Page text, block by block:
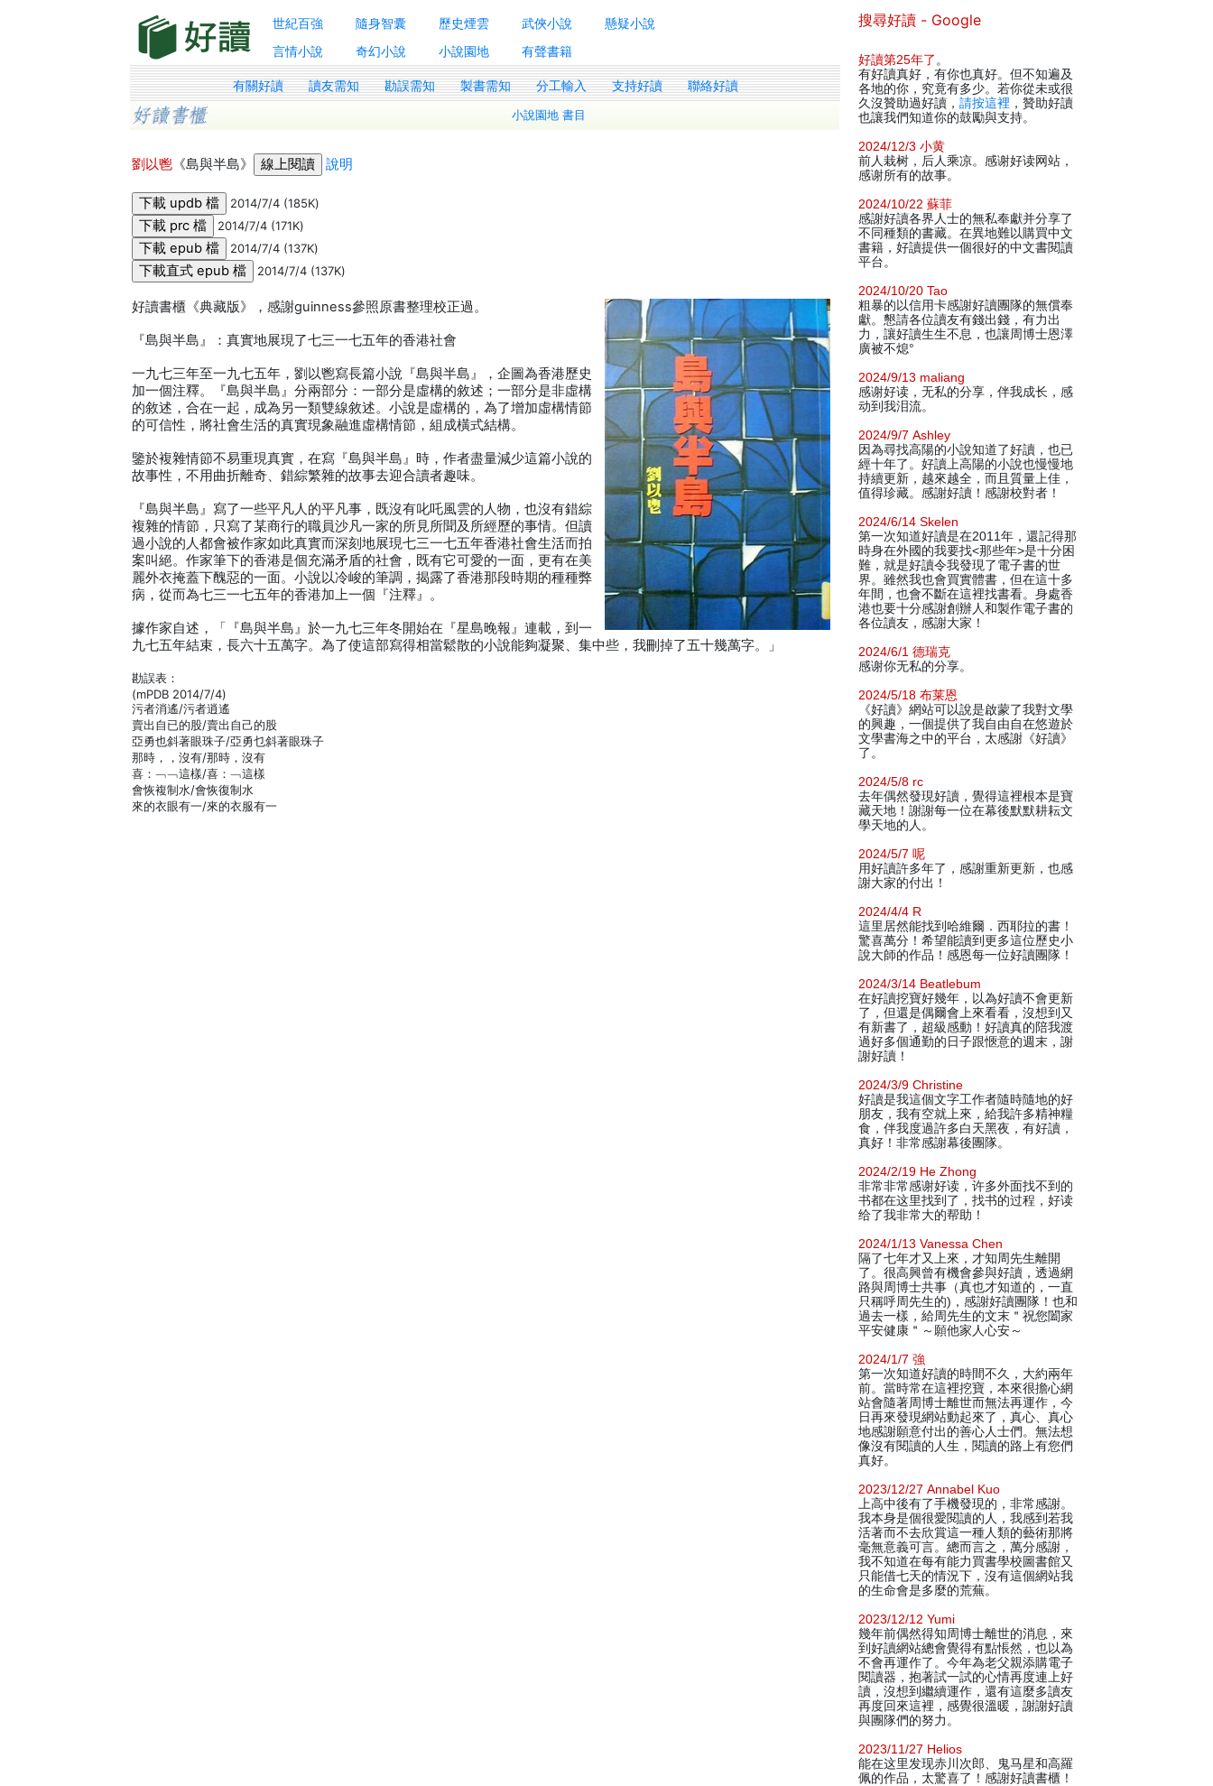
世紀百強 隨身智囊 歷史煙雲 武俠小說
懸疑小說
言情小說
奇幻小說 小說園地 有聲書籍
有關好讀 讀友需知 勘誤需知 製書需知 分工輸入 支持好讀 聯絡好讀
小說園地 書目
劉以鬯 《島與半島》 說明
2014/7/4 (185K)
2014/7/4 (171K)
2014/7/4 (137K)
2014/7/4 (137K)
好讀書櫃《典藏版》，感謝guinness參照原書整理校正過。
『島與半島』：真實地展現了七三一七五年的香港社會
一九七三年至一九七五年，劉以鬯寫長篇小說『島與半島』，企圖為香港歷史
加一個注釋。『島與半島』分兩部分：一部分是虛構的敘述；一部分是非虛構
的敘述，合在一起，成為另一類雙線敘述。小說是虛構的，為了增加虛構情節
的可信性，將社會生活的真實現象融進虛構情節，組成橫式結構。
鑒於複雜情節不易重現真實，在寫『島與半島』時，作者盡量減少這篇小說的
故事性，不用曲折離奇、錯綜繁雜的故事去迎合讀者趣味。
『島與半島』寫了一些平凡人的平凡事，既沒有叱吒風雲的人物，也沒有錯綜
複雜的情節，只寫了某商行的職員沙凡一家的所見所聞及所經歷的事情。但讀
過小說的人都會被作家如此真實而深刻地展現七三一七五年香港社會生活而拍
案叫絕。作家筆下的香港是個充滿矛盾的社會，既有它可愛的一面，更有在美
麗外衣掩蓋下醜惡的一面。小說以冷峻的筆調，揭露了香港那段時期的種種弊
病，從而為七三一七五年的香港加上一個『注釋』。
據作家自述，「『島與半島』於一九七三年冬開始在『星島晚報』連載，到一
九七五年結束，長六十五萬字。為了使這部寫得相當鬆散的小說能夠凝聚、集中些，我刪掉了五十幾萬字。」
勘誤表：
(mPDB 2014/7/4)
污者消遙/污者逍遙
賣出自已的股/賣出自己的股
亞勇也斜著眼珠子/亞勇乜斜著眼珠子
那時，，沒有/那時，沒有
喜：﹁﹁這樣/喜：﹁這樣
會恢複制水/會恢復制水
來的衣眼有一/來的衣服有一
搜尋好讀 - Google
好讀第25年了 。
有好讀真好，有你也真好。但不知遍及
各地的你，究竟有多少。若你從未或很
久沒贊助過好讀， 請按這裡 ，贊助好讀
也讓我們知道你的鼓勵與支持。
2024/12/3 小黄
前人栽树，后人乘凉。感谢好读网站，
感谢所有的故事。
2024/10/22 蘇菲
感謝好讀各界人士的無私奉獻并分享了
不同種類的書藏。在異地難以購買中文
書籍，好讀提供一個很好的中文書閱讀
平台。
2024/10/20 Tao
粗暴的以信用卡感謝好讀團隊的無償奉
獻。懇請各位讀友有錢出錢，有力出
力，讓好讀生生不息，也讓周博士恩澤
廣被不熄°
2024/9/13 maliang
感谢好读，无私的分享，伴我成长，感
动到我泪流。
2024/9/7 Ashley
因為尋找高陽的小說知道了好讀，也已
經十年了。好讀上高陽的小說也慢慢地
持續更新，越來越全，而且質量上佳，
值得珍藏。感謝好讀！感謝校對者！
2024/6/14 Skelen
第一次知道好讀是在2011年，還記得那
時身在外國的我要找<那些年>是十分困
難，就是好讀令我發現了電子書的世
界。雖然我也會買實體書，但在這十多
年間，也會不斷在這裡找書看。身處香
港也要十分感謝創辦人和製作電子書的
各位讀友，感謝大家！
2024/6/1 德瑞克
感谢你无私的分享。
2024/5/18 布莱恩
《好讀》網站可以說是啟蒙了我對文學
的興趣，一個提供了我自由自在悠遊於
文學書海之中的平台，太感謝《好讀》
了。
2024/5/8 rc
去年偶然發現好讀，覺得這裡根本是寶
藏天地！謝謝每一位在幕後默默耕耘文
學天地的人。
2024/5/7 呢
用好讀許多年了，感謝重新更新，也感
謝大家的付出！
2024/4/4 R
這里居然能找到哈維爾．西耶拉的書！
驚喜萬分！希望能讀到更多這位歷史小
說大師的作品！感恩每一位好讀團隊！
2024/3/14 Beatlebum
在好讀挖寶好幾年，以為好讀不會更新
了，但還是偶爾會上來看看，沒想到又
有新書了，超級感動！好讀真的陪我渡
過好多個通勤的日子跟愜意的週末，謝
謝好讀！
2024/3/9 Christine
好讀是我這個文字工作者隨時隨地的好
朋友，我有空就上來，給我許多精神糧
食，伴我度過許多白天黑夜，有好讀，
真好！非常感謝幕後團隊。
2024/2/19 He Zhong
非常非常感谢好读，许多外面找不到的
书都在这里找到了，找书的过程，好读
给了我非常大的帮助！
2024/1/13 Vanessa Chen
隔了七年才又上來，才知周先生離開
了。很高興曾有機會參與好讀，透過網
路與周博士共事（真也才知道的，一直
只稱呼周先生的)，感謝好讀團隊！也和
過去一樣，給周先生的文末＂祝您闔家
平安健康＂～願他家人心安～
2024/1/7 強
第一次知道好讀的時間不久，大約兩年
前。當時常在這裡挖寶，本來很擔心網
站會隨著周博士離世而無法再運作，今
日再來發現網站動起來了，真心、真心
地感謝願意付出的善心人士們。無法想
像沒有閱讀的人生，閱讀的路上有您們
真好。
2023/12/27 Annabel Kuo
上高中後有了手機發現的，非常感謝。
我本身是個很愛閱讀的人，我感到若我
活著而不去欣賞這一種人類的藝術那將
毫無意義可言。總而言之，萬分感謝，
我不知道在每有能力買書學校圖書館又
只能借七天的情況下，沒有這個網站我
的生命會是多麼的荒蕪。
2023/12/12 Yumi
幾年前偶然得知周博士離世的消息，來
到好讀網站總會覺得有點悵然，也以為
不會再運作了。今年為老父親添購電子
閱讀器，抱著試一試的心情再度連上好
讀，沒想到繼續運作，還有這麼多讀友
再度回來這裡，感覺很溫暖，謝謝好讀
與團隊們的努力。
2023/11/27 Helios
能在这里发现赤川次郎、鬼马星和高羅
佩的作品，太驚喜了！感謝好讀書櫃！